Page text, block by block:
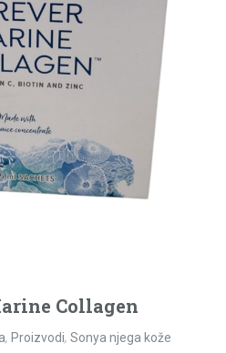
Collagen
, Proizvodi, Sonya njega kože